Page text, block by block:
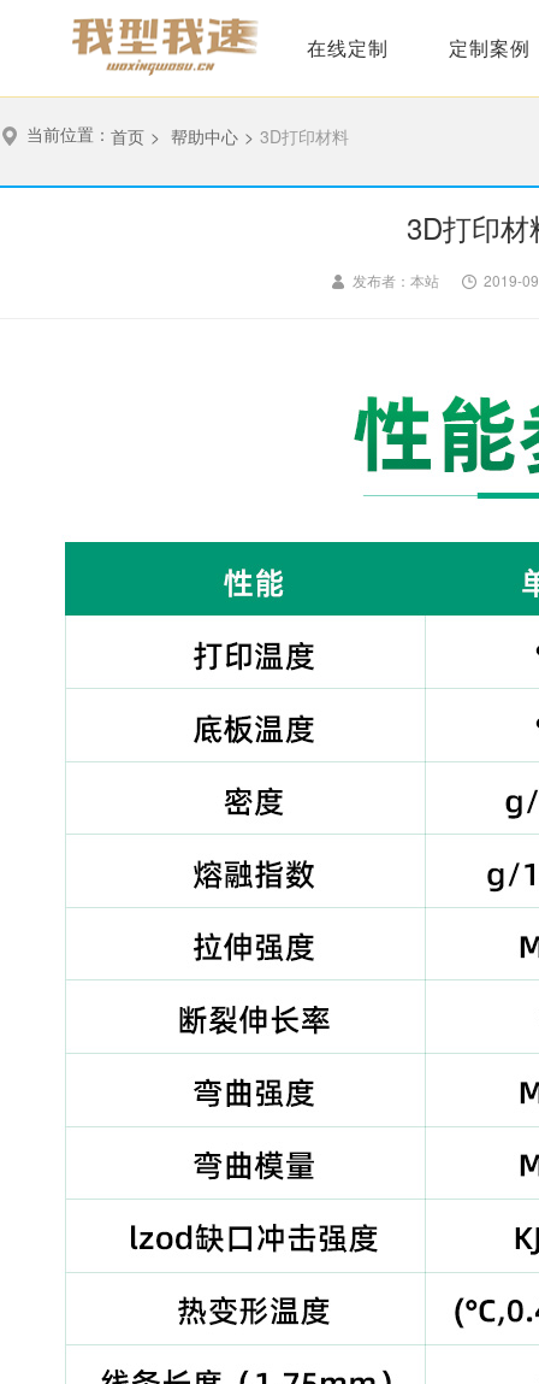
在线定制 定制案例
当前位置： 首页 > 帮助中心 > 3D打印材料
3D打印
发布者：本站 2019-